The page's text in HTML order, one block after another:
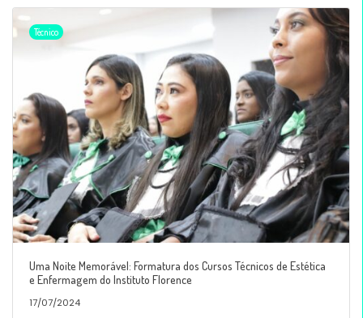
Técnico
Uma Noite Memorável: Formatura dos Cursos Técnicos de Estética
e Enfermagem do Instituto Florence
17/07/2024